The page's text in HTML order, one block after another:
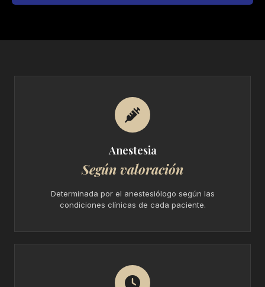
Anestesia
Según valoración
Determinada por el anestesiólogo según las
condiciones clínicas de cada paciente.